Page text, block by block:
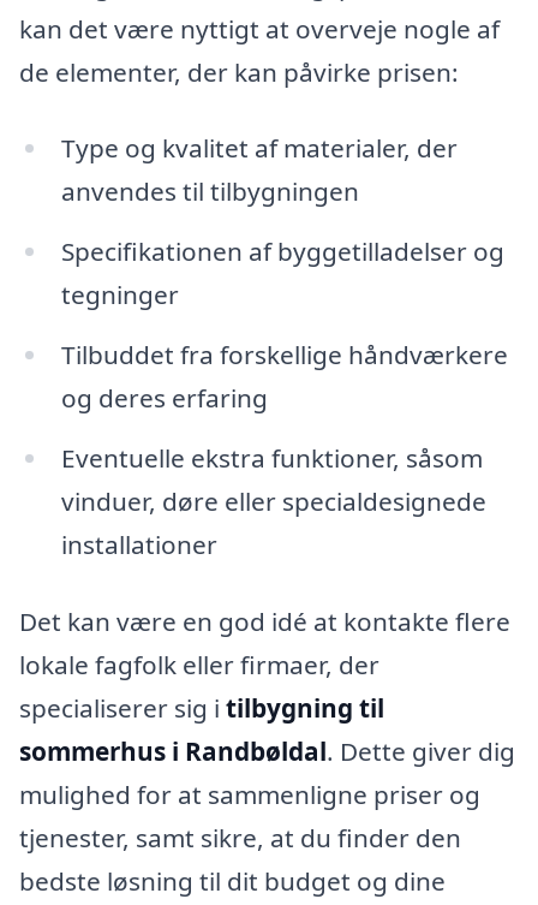
kan det være nyttigt at overveje nogle af
de elementer, der kan påvirke prisen:
Type og kvalitet af materialer, der
anvendes til tilbygningen
Specifikationen af byggetilladelser og
tegninger
Tilbuddet fra forskellige håndværkere
og deres erfaring
Eventuelle ekstra funktioner, såsom
vinduer, døre eller specialdesignede
installationer
Det kan være en god idé at kontakte flere
lokale fagfolk eller firmaer, der
specialiserer sig i tilbygning til
sommerhus i Randbøldal. Dette giver dig
mulighed for at sammenligne priser og
tjenester, samt sikre, at du finder den
bedste løsning til dit budget og dine